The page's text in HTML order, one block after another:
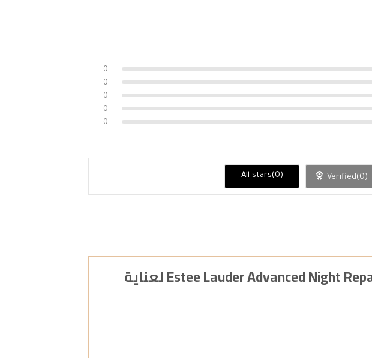
0
0
0
0
0
Verified(0)
All stars(0)
كن أول من يقيم “علاج استي لودر Estee Lauder Advanced Night Repair لعناية